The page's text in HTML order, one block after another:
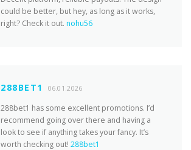
could be better, but hey, as long as it works,
right? Check it out. nohu56
288BET1 06.01.2026
288bet1 has some excellent promotions. I’d
recommend going over there and having a
look to see if anything takes your fancy. It’s
worth checking out! 288bet1